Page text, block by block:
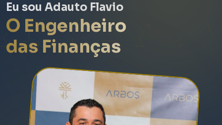
Eu sou Adauto Flavio
O Engenheiro
das Finanças